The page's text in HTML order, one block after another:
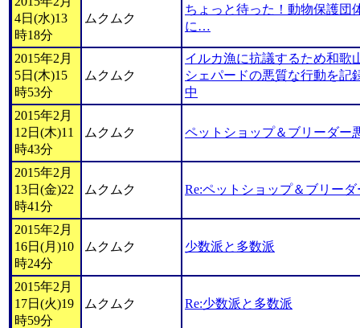
4日(水)13
時18分
ムクムク
ちょっと待った！動物保護団
に…
2015年2月
5日(木)15
時53分
ムクムク
イルカ漁に抗議するため和歌
シェパードの悪質な行動を記
中
2015年2月
12日(木)11
時43分
ムクムク ペットショップ＆ブリーダー
2015年2月
13日(金)22
時41分
ムクムク Re:ペットショップ＆ブリー
2015年2月
16日(月)10
時24分
ムクムク 少数派と多数派
2015年2月
17日(火)19
時59分
ムクムク Re:少数派と多数派